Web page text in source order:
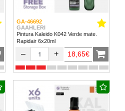
GA-46692
GAAHLERI
Pintura Kaleido K042 Verde mate.
Rapidair 6x20ml
– + 18,65€